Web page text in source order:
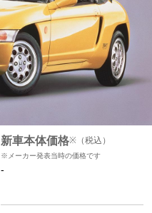
新車本体価格※ （税込）
※メーカー発表当時の価格です
-